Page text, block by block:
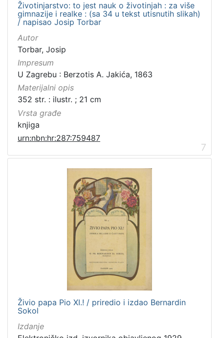
Životinjarstvo: to jest nauk o životinjah : za više
gimnazije i realke : (sa 34 u tekst utisnutih slikah)
/ napisao Josip Torbar
Autor
Torbar, Josip
Impresum
U Zagrebu : Berzotis A. Jakića, 1863
Materijalni opis
352 str. : ilustr. ; 21 cm
Vrsta građe
knjiga
urn:nbn:hr:287:759487
7
Živio papa Pio XI.! / priredio i izdao Bernardin
Sokol
Izdanje